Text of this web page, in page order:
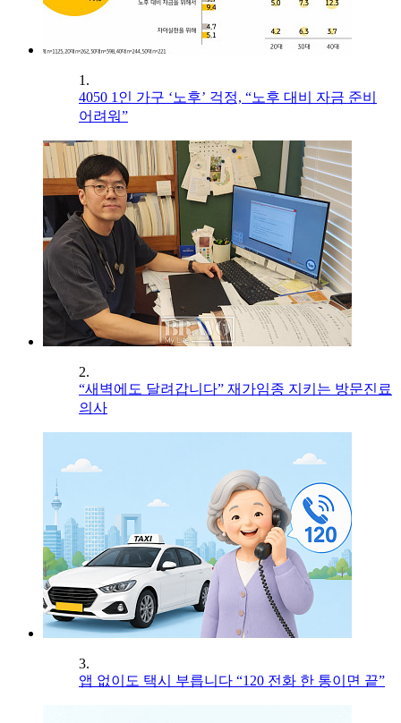
1.
4050 1인 가구 ‘노후’ 걱정, “노후 대비 자금 준비
어려워”
2.
“새벽에도 달려갑니다” 재가임종 지키는 방문진료
의사
3.
앱 없이도 택시 부릅니다 “120 전화 한 통이면 끝”